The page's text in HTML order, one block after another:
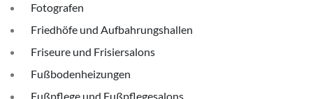
Fotografen
Friedhöfe und Aufbahrungshallen
Friseure und Frisiersalons
Fußbodenheizungen
Fußpflege und Fußpflegesalons